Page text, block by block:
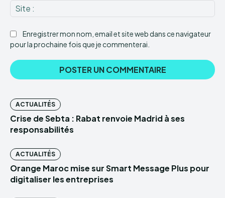
:
Enregistrer mon nom, email et site web dans ce navigateur
pour la prochaine fois que je commenterai.
ACTUALITÉS
Crise de Sebta : Rabat renvoie Madrid à ses
responsabilités
ACTUALITÉS
Orange Maroc mise sur Smart Message Plus pour
digitaliser les entreprises